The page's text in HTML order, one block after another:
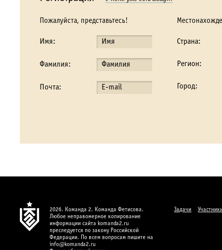
Пожалуйста, представьтесь!
Имя:
Фамилия:
Почта:
Страна:
Регион:
Город:
2026. Команда 2. Команда Фетисова.
Любое неправомерное копирование
информации сайта komanda2.ru
преследуется по закону Российской
Федерации. По всем вопросам пишите на
info@komanda2.ru
Задачи